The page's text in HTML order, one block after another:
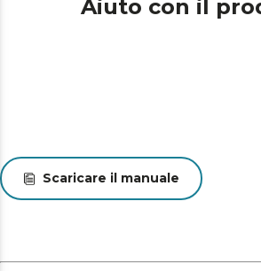
Aiuto con il
Scaricare il manuale